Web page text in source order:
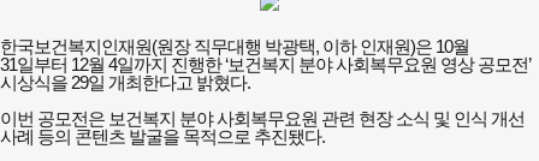
한국보건복지인재원(원장 직무대행 박광택, 이하 인재원)은 10월
31일부터 12월 4일까지 진행한 ‘보건복지 분야 사회복무요원 영상 공모전’
시상식을 29일 개최한다고 밝혔다.
이번 공모전은 보건복지 분야 사회복무요원 관련 현장 소식 및 인식 개선
사례 등의 콘텐츠 발굴을 목적으로 추진됐다.